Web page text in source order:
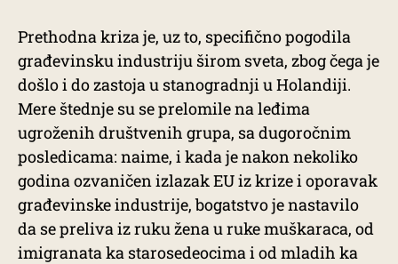
Prethodna kriza je, uz to, specifično pogodila
građevinsku industriju širom sveta, zbog čega je
došlo i do zastoja u stanogradnji u Holandiji.
Mere štednje su se prelomile na leđima
ugroženih društvenih grupa, sa dugoročnim
posledicama: naime, i kada je nakon nekoliko
godina ozvaničen izlazak EU iz krize i oporavak
građevinske industrije, bogatstvo je nastavilo
da se preliva iz ruku žena u ruke muškaraca, od
imigranata ka starosedeocima i od mladih ka